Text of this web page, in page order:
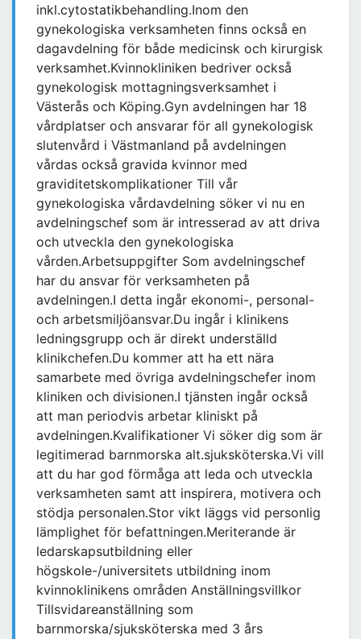
inkl.cytostatikbehandling.Inom den
gynekologiska verksamheten finns också en
dagavdelning för både medicinsk och kirurgisk
verksamhet.Kvinnokliniken bedriver också
gynekologisk mottagningsverksamhet i
Västerås och Köping.Gyn avdelningen har 18
vårdplatser och ansvarar för all gynekologisk
slutenvård i Västmanland på avdelningen
vårdas också gravida kvinnor med
graviditetskomplikationer Till vår
gynekologiska vårdavdelning söker vi nu en
avdelningschef som är intresserad av att driva
och utveckla den gynekologiska
vården.Arbetsuppgifter Som avdelningschef
har du ansvar för verksamheten på
avdelningen.I detta ingår ekonomi-, personal-
och arbetsmiljöansvar.Du ingår i klinikens
ledningsgrupp och är direkt underställd
klinikchefen.Du kommer att ha ett nära
samarbete med övriga avdelningschefer inom
kliniken och divisionen.I tjänsten ingår också
att man periodvis arbetar kliniskt på
avdelningen.Kvalifikationer Vi söker dig som är
legitimerad barnmorska alt.sjuksköterska.Vi vill
att du har god förmåga att leda och utveckla
verksamheten samt att inspirera, motivera och
stödja personalen.Stor vikt läggs vid personlig
lämplighet för befattningen.Meriterande är
ledarskapsutbildning eller
högskole-/universitets utbildning inom
kvinnoklinikens områden Anställningsvillkor
Tillsvidareanställning som
barnmorska/sjuksköterska med 3 års